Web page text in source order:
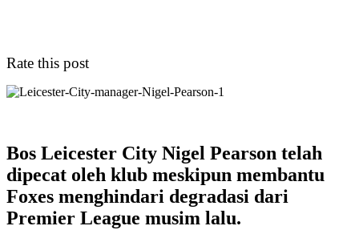
Rate this post
Bos Leicester City Nigel Pearson telah
dipecat oleh klub meskipun membantu
Foxes menghindari degradasi dari
Premier League musim lalu.